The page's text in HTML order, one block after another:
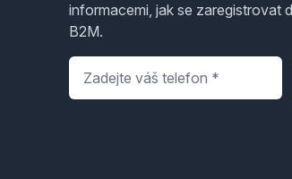
informacemi, jak se zaregistrovat
B2M.
Telefon